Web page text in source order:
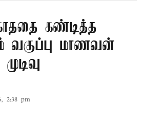
கண்டித்த
வகுப்பு மாணவன்
2:38 pm